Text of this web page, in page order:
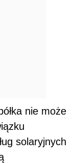
nie może
solaryjnych